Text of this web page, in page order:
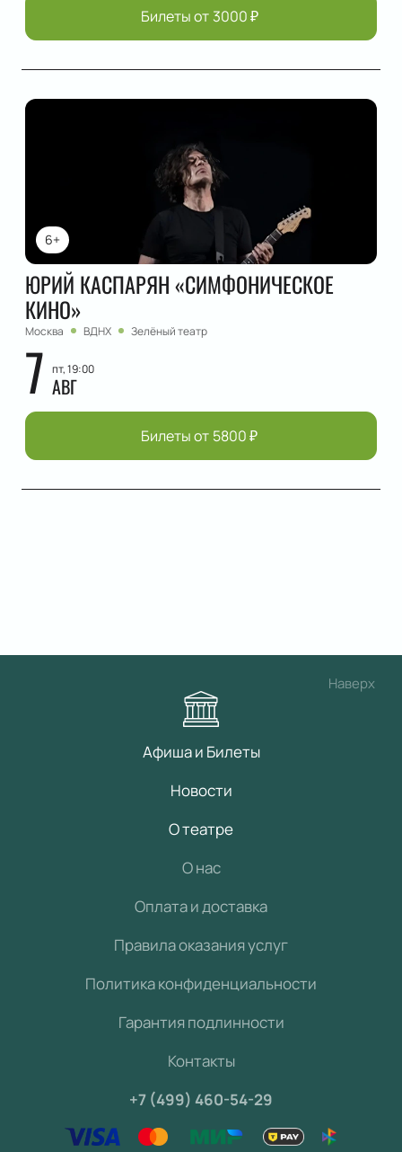
Билеты от 3000₽
6+
ЮРИЙ КАСПАРЯН «СИМФОНИЧЕСКОЕ
КИНО»
Москва ВДНХ Зелёный театр
7 пт, 19:00
АВГ
Билеты от 5800₽
Наверх
Афиша и Билеты
Новости
О театре
О нас
Оплата и доставка
Правила оказания услуг
Политика конфиденциальности
Гарантия подлинности
Контакты
+7 (499) 460-54-29